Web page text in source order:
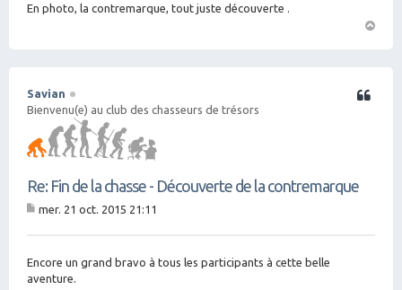
En photo, la contremarque, tout juste découverte .
Savian
Bienvenu(e) au club des chasseurs de trésors
Re: Fin de la chasse - Découverte de la contremarque
Citation
g
e
mer. 21 oct. 2015 21:11
Encore un grand bravo à tous les participants à cette belle
aventure.